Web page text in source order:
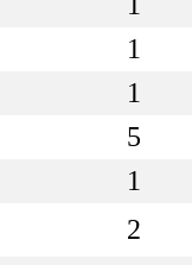
1
1
5
1
2